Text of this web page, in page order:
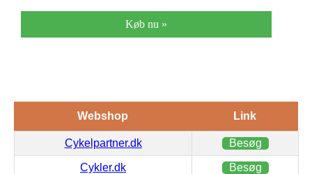
Køb nu »
Webshop Link
Cykelpartner.dk Besøg
Cykler.dk Besøg